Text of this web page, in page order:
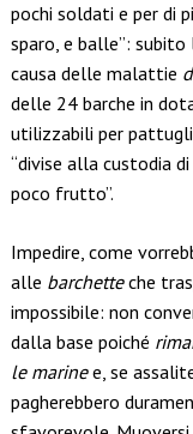
pochi soldati e per di
sparo, e balle”:
causa delle malattie
delle 24 barche in
utilizzabili per
“divise alla custodia
poco frutto”.
Impedire, come
alle barchetteche
impossibile: non
dalla base poiché
le marinee, se
pagherebbero